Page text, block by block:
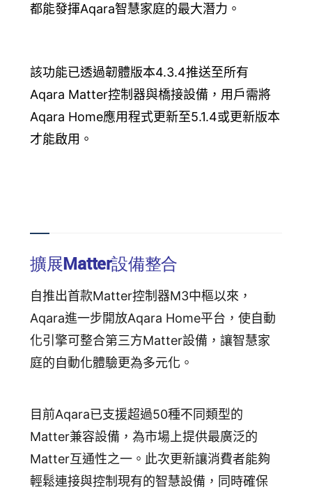
都能發揮Aqara智慧家庭的最大潛力。
該功能已透過韌體版本4.3.4推送至所有
Aqara Matter控制器與橋接設備，用戶需將
Aqara Home應用程式更新至5.1.4或更新版本
才能啟用。
擴展Matter設備整合
自推出首款Matter控制器M3中樞以來，
Aqara進一步開放Aqara Home平台，使自動
化引擎可整合第三方Matter設備，讓智慧家
庭的自動化體驗更為多元化。
目前Aqara已支援超過50種不同類型的
Matter兼容設備，為市場上提供最廣泛的
Matter互通性之一。此次更新讓消費者能夠
輕鬆連接與控制現有的智慧設備，同時確保